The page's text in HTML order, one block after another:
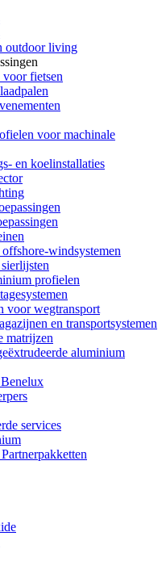
outdoor living
fietsen
voor machinale
en koelinstallaties
windsystemen
profielen
voor wegtransport
en transportsystemen
matrijzen
aluminium
services